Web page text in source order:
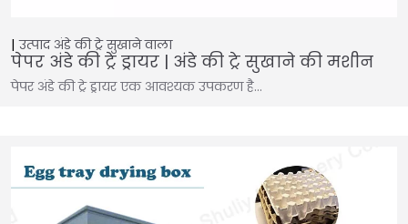
उत्पाद अंडे की ट्रे सुखाने वाला
पेपर अंडे की ट्रे ड्रायर | अंडे की ट्रे सुखाने की मशीन
पेपर अंडे की ट्रे ड्रायर एक आवश्यक उपकरण है…